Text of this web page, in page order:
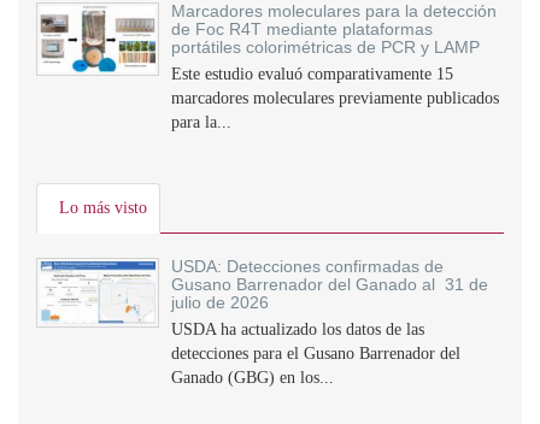
Marcadores moleculares para la detección
de Foc R4T mediante plataformas
portátiles colorimétricas de PCR y LAMP
Este estudio evaluó comparativamente 15
marcadores moleculares previamente publicados
para la...
Lo más visto
USDA: Detecciones confirmadas de
Gusano Barrenador del Ganado al 31 de
julio de 2026
USDA ha actualizado los datos de las
detecciones para el Gusano Barrenador del
Ganado (GBG) en los...